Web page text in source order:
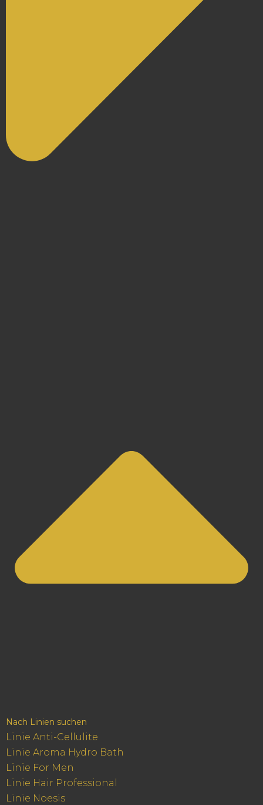
Nach Linien suchen
Linie Anti-Cellulite
Linie Aroma Hydro Bath
Linie For Men
Linie Hair Professional
Linie Noesis